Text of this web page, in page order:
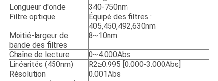
Longueur d'onde
340-750nm
Filtre optique
Équipé des filtres :
405,450,492,630nm
Moitié-largeur de
bande des filtres
8~10nm
Chaîne de lecture
0~4.000Abs
Linéarités (450nm)
R2≥0.995 [0.000-3.000Abs]
Résolution
0.001Abs